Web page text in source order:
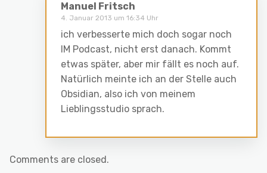
Manuel Fritsch
4. Januar 2013 um 16:34 Uhr
ich verbesserte mich doch sogar noch
IM Podcast, nicht erst danach. Kommt
etwas später, aber mir fällt es noch auf.
Natürlich meinte ich an der Stelle auch
Obsidian, also ich von meinem
Lieblingsstudio sprach.
Comments are closed.